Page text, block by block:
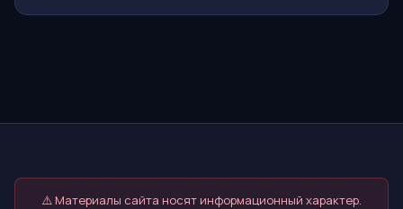
⚠️ Материалы сайта носят информационный характер.